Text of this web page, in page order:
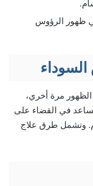
ظهور الرؤوس
مرة أخري،
في القضاء على
وتشمل طرق علاج